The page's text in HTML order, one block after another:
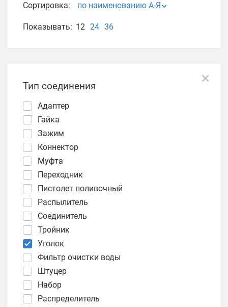
Сортировка: по наименованию А-Я
Показывать: 12 24 36
Тип соединения
Адаптер
Гайка
Зажим
Коннектор
Муфта
Переходник
Пистолет поливочный
Распылитель
Соединитель
Тройник
Уголок
Фильтр очистки воды
Штуцер
Набор
Распределитель